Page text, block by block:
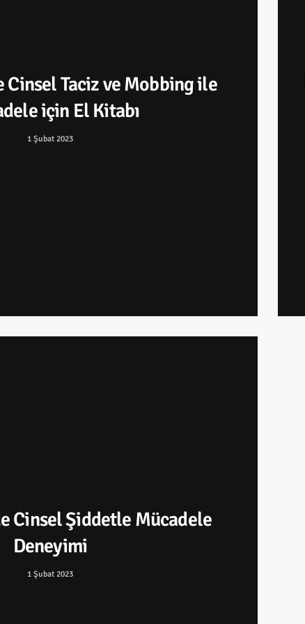
Taciz ve Mobbing ile
için El Kitabı
1 Şubat 2023
Cinsel Şiddetle Mücadele
Deneyimi
1 Şubat 2023